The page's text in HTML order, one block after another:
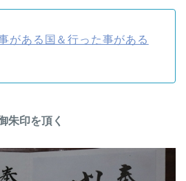
がある国＆行った事がある
朱印を頂く